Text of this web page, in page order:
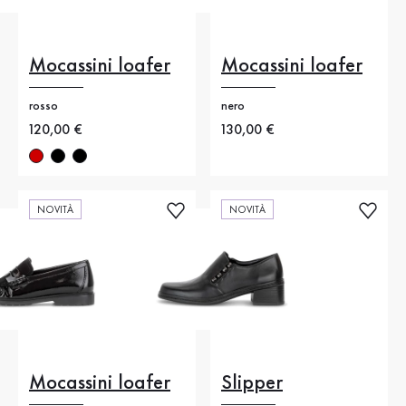
Mocassini loafer
rosso
Nuovo prezzo
120,00 €
Mocassini loafer
nero
Nuovo prezzo
130,00 €
NOVITÀ
Mocassini loafer
NOVITÀ
Slipper